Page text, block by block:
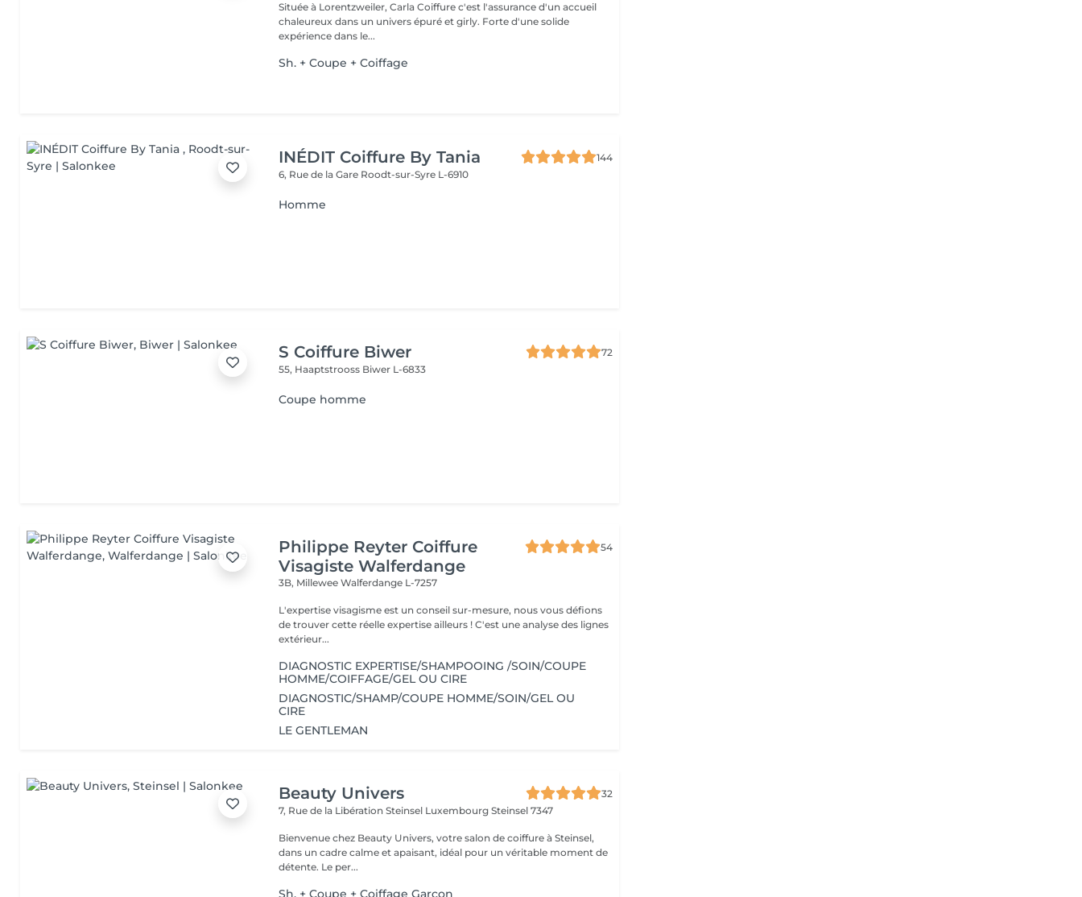
Située à Lorentzweiler, Carla Coiffure c'est l'assurance d'un accueil
chaleureux dans un univers épuré et girly. Forte d'une solide
expérience dans le...
Sh. + Coupe + Coiffage
INÉDIT Coiffure By Tania
144
6, Rue de la Gare Roodt-sur-Syre L-6910
Homme
S Coiffure Biwer
72
55, Haaptstrooss Biwer L-6833
Coupe homme
Philippe Reyter Coiffure
Visagiste Walferdange
54
3B, MilleweeWalferdange L-7257
L'expertise visagisme est un conseil sur-mesure, nous vous défions
de trouver cette réelle expertise ailleurs ! C'est une analyse des lignes
extérieur...
DIAGNOSTIC EXPERTISE/SHAMPOOING /SOIN/COUPE
HOMME/COIFFAGE/GEL OU CIRE
DIAGNOSTIC/SHAMP/COUPE HOMME/SOIN/GEL OU
CIRE
LE GENTLEMAN
Beauty Univers
32
7, Rue de la Libération Steinsel LuxembourgSteinsel 7347
Bienvenue chez Beauty Univers, votre salon de coiffure à Steinsel,
dans un cadre calme et apaisant, idéal pour un véritable moment de
détente. Le per...
Sh. + Coupe + Coiffage Garçon